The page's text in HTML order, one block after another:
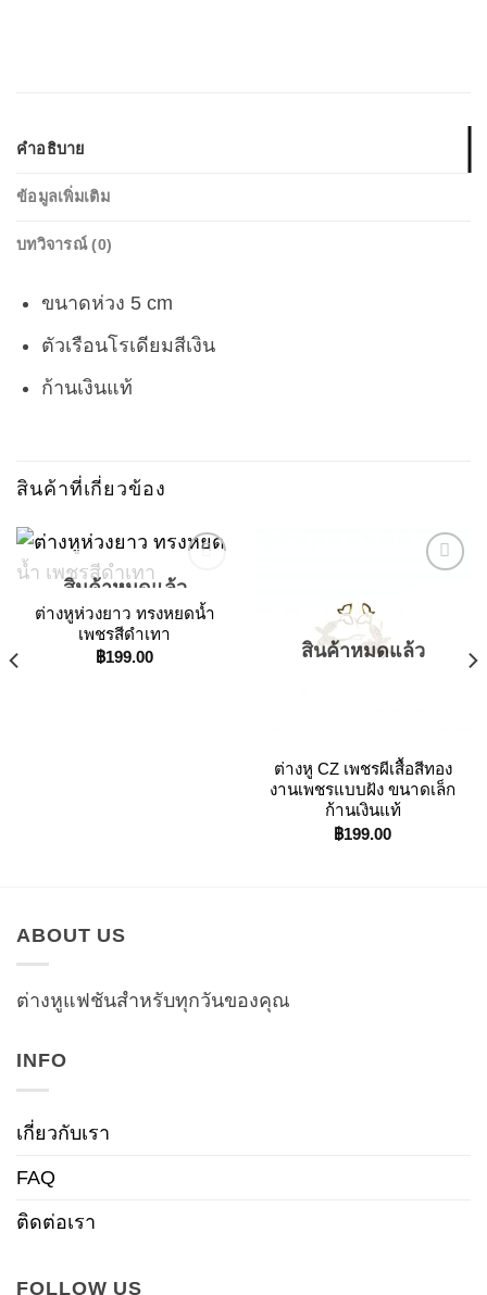
คำอธิบาย
ข้อมูลเพิ่มเติม
บทวิจารณ์ (0)
ขนาดห่วง 5 cm
ตัวเรือนโรเดียมสีเงิน
ก้านเงินแท้
สินค้าที่เกี่ยวข้อง
สินค้าหมดแล้ว
ต่างหูห่วงยาว ทรงหยดน้ำ
เพชรสีดำเทา
฿199.00
Wishlist
สินค้าหมดแล้ว
ต่างหู CZ เพชรผีเสื้อสีทอง
งานเพชรแบบฝัง ขนาดเล็ก
ก้านเงินแท้
฿199.00
ABOUT US
ต่างหูแฟชันสำหรับทุกวันของคุณ
INFO
เกี่ยวกับเรา
FAQ
ติดต่อเรา